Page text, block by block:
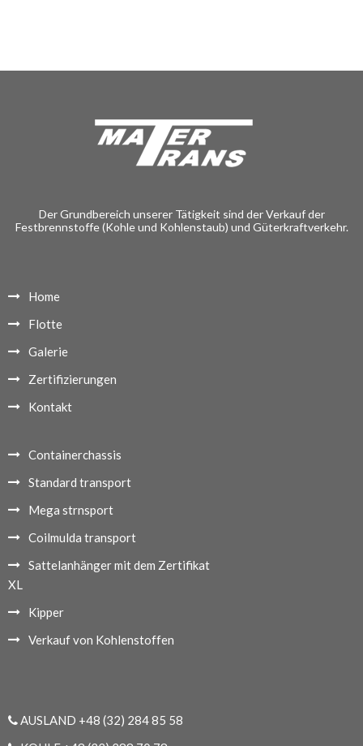
Der Grundbereich unserer Tätigkeit sind der Verkauf der
Festbrennstoffe (Kohle und Kohlenstaub) und Güterkraftverkehr.
Home
Flotte
Galerie
Zertifizierungen
Kontakt
Containerchassis
Standard transport
Mega strnsport
Coilmulda transport
Sattelanhänger mit dem Zertifikat
XL
Kipper
Verkauf von Kohlenstoffen
AUSLAND +48 (32) 284 85 58